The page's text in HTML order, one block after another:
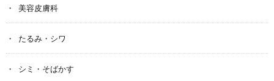
美容皮膚科
たるみ・シワ
シミ・そばかす